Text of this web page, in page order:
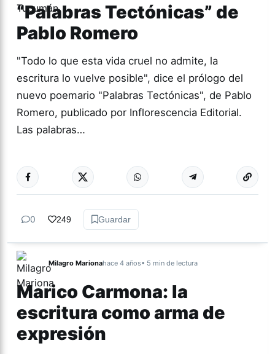
“Palabras Tectónicas” de
Pablo Romero
"Todo lo que esta vida cruel no admite, la
escritura lo vuelve posible", dice el prólogo del
nuevo poemario "Palabras Tectónicas", de Pablo
Romero, publicado por Inflorescencia Editorial.
Las palabras…
CULTURA Más
0 249 Guardar
Milagro Marionahace 4 años• 5 min de lectura
Marico Carmona: la
escritura como arma de
expresión